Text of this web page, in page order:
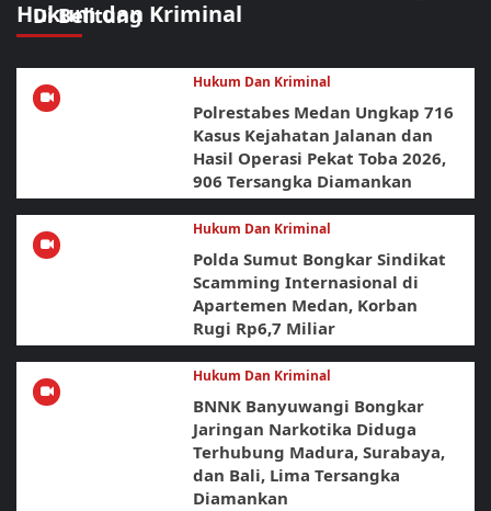
Hukum dan Kriminal
Di Belitung
Hukum Dan Kriminal
Polrestabes Medan Ungkap 716
Kasus Kejahatan Jalanan dan
Hasil Operasi Pekat Toba 2026,
906 Tersangka Diamankan
Hukum Dan Kriminal
Polda Sumut Bongkar Sindikat
Scamming Internasional di
Apartemen Medan, Korban
Rugi Rp6,7 Miliar
Hukum Dan Kriminal
BNNK Banyuwangi Bongkar
Jaringan Narkotika Diduga
Terhubung Madura, Surabaya,
dan Bali, Lima Tersangka
Diamankan